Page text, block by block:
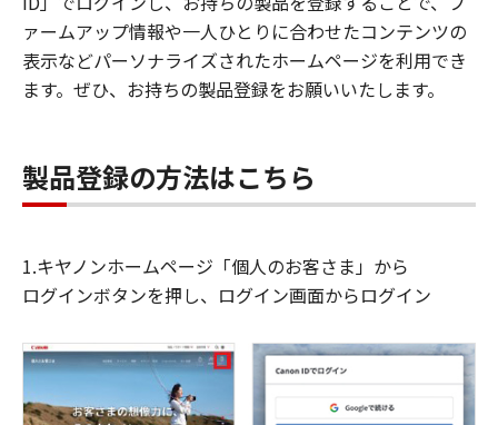
ァームアップ情報や一人ひとりに合わせたコンテンツの
表示などパーソナライズされたホームページを利用でき
ます。ぜひ、お持ちの製品登録をお願いいたします。
製品登録の方法はこちら
1.キヤノンホームページ「個人のお客さま」から
ログインボタンを押し、ログイン画面からログイン